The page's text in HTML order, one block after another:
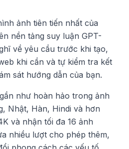
ảnh tiên tiến nhất của
nền tảng suy luận GPT-
về yêu cầu trước khi tạo,
khi cần và tự kiểm tra kết
sát hướng dẫn của bạn.
như hoàn hảo trong ảnh
Nhật, Hàn, Hindi và hơn
và nhận tối đa 16 ảnh
nhiều lượt cho phép thêm,